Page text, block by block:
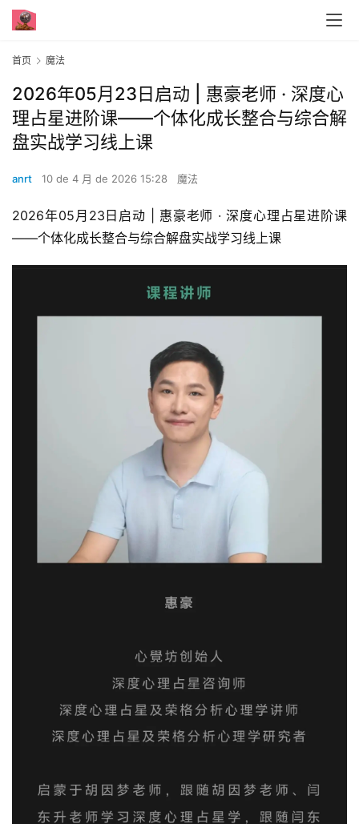
首页 魔法
2026年05月23日启动 | 惠豪老师 · 深度心
理占星进阶课——个体化成长整合与综合解
盘实战学习线上课
anrt 10 de 4 月 de 2026 15:28 魔法
2026年05月23日启动 | 惠豪老师 · 深度心理占星进阶课
——个体化成长整合与综合解盘实战学习线上课